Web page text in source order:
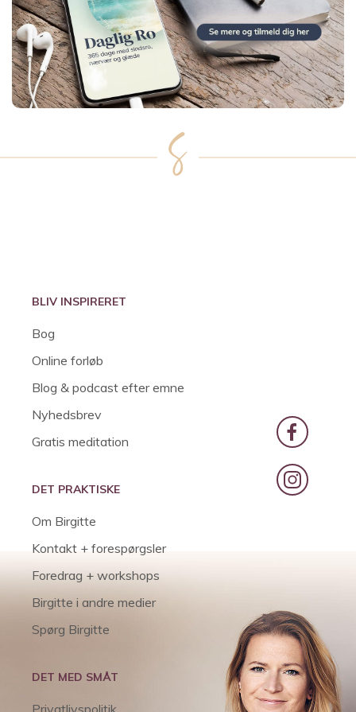
BLIV INSPIRERET
Bog
Online forløb
Blog & podcast efter emne
Nyhedsbrev
Gratis meditation
DET PRAKTISKE
Om Birgitte
Kontakt + forespørgsler
Foredrag + workshops
Birgitte i andre medier
Spørg Birgitte
DET MED SMÅT
Privatlivspolitik